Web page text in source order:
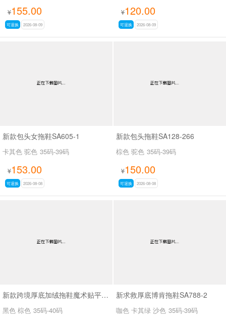
¥155.00
可退换 2026-08-09
¥120.00
可退换 2026-08-09
新款包头女拖鞋SA605-1
卡其色 驼色 35码-39码
¥153.00
可退换 2026-08-08
新款包头拖鞋SA128-266
棕色 驼色 35码-39码
¥150.00
可退换 2026-08-08
新款跨境厚底加绒拖鞋魔术贴平底一字拖勃肯保暖外穿毛毛拖SA111
黑色 棕色 35码-40码
新求救厚底博肯拖鞋SA788-2
咖色 卡其绿 沙色 35码-39码